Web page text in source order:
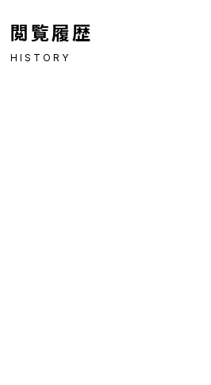
閲覧履歴
HISTORY